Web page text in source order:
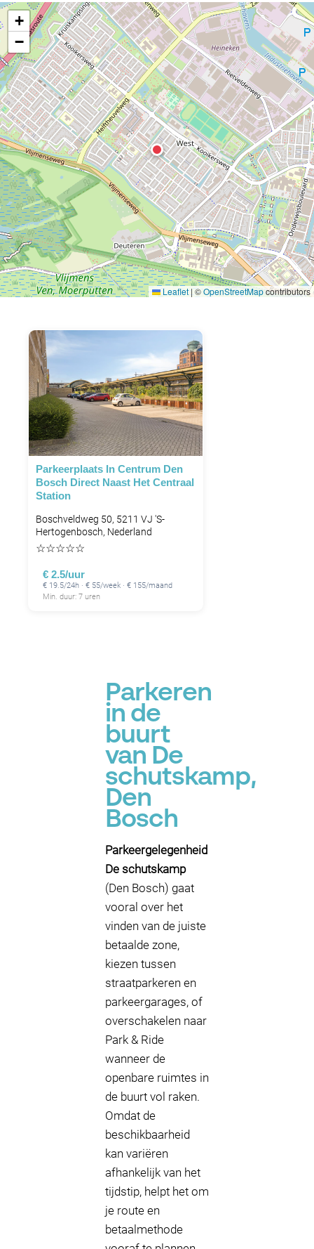
+
−
Leaflet | ©OpenStreetMapcontributors
Parkeerplaats In Centrum Den
Bosch Direct Naast Het Centraal
Station
Boschveldweg 50, 5211 VJ 's-
Hertogenbosch, Nederland
☆☆☆☆☆
€ 2.5/uur
€ 19.5/24h · € 55/week · € 155/maand
Min. duur: 7 uren
Parkeren
in de
buurt
van De
schutskamp,
Den
Bosch
Parkeergelegenheid
De schutskamp
(Den Bosch) gaat
vooral over het
vinden van de juiste
betaalde zone,
kiezen tussen
straatparkeren en
parkeergarages, of
overschakelen naar
Park & Ride
wanneer de
openbare ruimtes in
de buurt vol raken.
Omdat de
beschikbaarheid
kan variëren
afhankelijk van het
tijdstip, helpt het om
je route en
betaalmethode